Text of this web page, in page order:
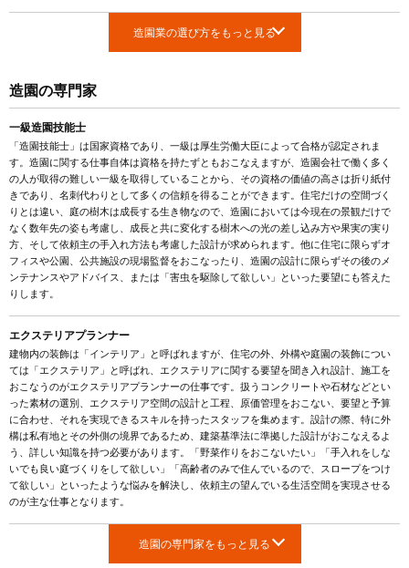
造園業の選び方をもっと見る
造園の専門家
一級造園技能士
「造園技能士」は国家資格であり、一級は厚生労働大臣によって合格が認定されま
す。造園に関する仕事自体は資格を持たずともおこなえますが、造園会社で働く多く
の人が取得の難しい一級を取得していることから、その資格の価値の高さは折り紙付
きであり、名刺代わりとして多くの信頼を得ることができます。住宅だけの空間づく
りとは違い、庭の樹木は成長する生き物なので、造園においては今現在の景観だけで
なく数年先の姿も考慮し、成長と共に変化する樹木への光の差し込み方や果実の実り
方、そして依頼主の手入れ方法も考慮した設計が求められます。他に住宅に限らずオ
フィスや公園、公共施設の現場監督をおこなったり、造園の設計に限らずその後のメ
ンテナンスやアドバイス、または「害虫を駆除して欲しい」といった要望にも答えた
りします。
エクステリアプランナー
建物内の装飾は「インテリア」と呼ばれますが、住宅の外、外構や庭園の装飾につい
ては「エクステリア」と呼ばれ、エクステリアに関する要望を聞き入れ設計、施工を
おこなうのがエクステリアプランナーの仕事です。扱うコンクリートや石材などとい
った素材の選別、エクステリア空間の設計と工程、原価管理をおこない、要望と予算
に合わせ、それを実現できるスキルを持ったスタッフを集めます。設計の際、特に外
構は私有地とその外側の境界であるため、建築基準法に準拠した設計がおこなえるよ
う、詳しい知識を持つ必要があります。「野菜作りをおこないたい」「手入れをしな
いでも良い庭づくりをして欲しい」「高齢者のみで住んでいるので、スロープをつけ
て欲しい」といったような悩みを解決し、依頼主の望んでいる生活空間を実現させる
のが主な仕事となります。
造園の専門家をもっと見る